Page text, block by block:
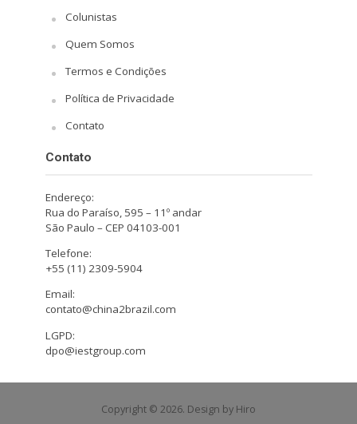
Colunistas
Quem Somos
Termos e Condições
Política de Privacidade
Contato
Contato
Endereço:
Rua do Paraíso, 595 – 11º andar
São Paulo – CEP 04103-001
Telefone:
+55 (11) 2309-5904
Email:
contato@china2brazil.com
LGPD:
dpo@iestgroup.com
Copyright © 2026. Design by Hiro